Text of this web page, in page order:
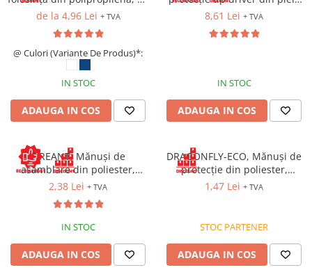
Tricouri si bluze reflectorizante (HI-
Fesuri, capisoane si sepci
reflectorizante (HI-VIS)
Accesorii reflectorizante (HI-VIS)
Îmbrăcăminte ANTICHIMICĂ |
MULTIRISC
Antichimice | Multirisc
Halate | Sorturi Antichimice |
Multirisc
Jachete | Bluze Antichimice |
Pantaloni Antichimici | Multirisc
Îmbrăcăminte IGNIFUGĂ (ANTI-
FLACĂRĂ)
Saboți de protecție SB
Sandale de protecție OB
Sandale de lucru O1
Sandale de protecție S1
Accesorii încălțăminte
g / mp, cu glugă și fermoar
de la 4,96 Lei + TVA
@ Culori (Variante De Produs)*:
IN STOC
ADAUGA IN COS
de bovină, Categoria II EIP
8,61 Lei + TVA
IN STOC
ADAUGA IN COS
FIREANT, Mănuși de
asamblare din poliester,
imersate în latex
2,38 Lei + TVA
IN STOC
ADAUGA IN COS
DRAGONFLY-ECO, Mănuși de
protecție din poliester,
imersate în poliuretan (PU),
1,47 Lei + TVA
STOC PARTENER
ADAUGA IN COS